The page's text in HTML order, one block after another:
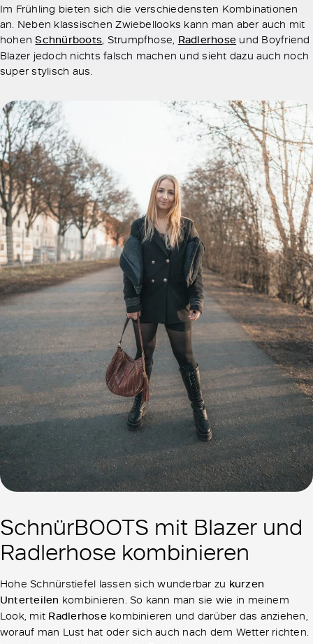
Im Frühling bieten sich die verschiedensten Kombinationen
an. Neben klassischen Zwiebellooks kann man aber auch mit
hohenSchnürboots , Strumpfhose, Radlerhose und Boyfriend
Blazer jedoch nichts falsch machen und sieht dazu auch noch
super stylisch aus.
SchnürBOOTS mit Blazer und
Radlerhose kombinieren
Hohe Schnürstiefel lassen sich wunderbar zu kurzen
Unterteilen kombinieren. So kann man sie wie in meinem
Look, mit Radlerhosekombinieren und darüber das anziehen,
worauf man Lust hat oder sich auch nach dem Wetter richten.